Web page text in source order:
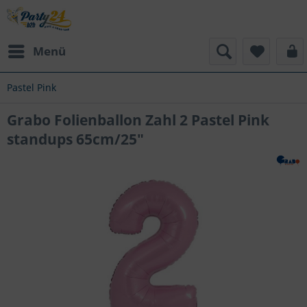
Menü
Pastel Pink
Grabo Folienballon Zahl 2 Pastel Pink
standups 65cm/25"